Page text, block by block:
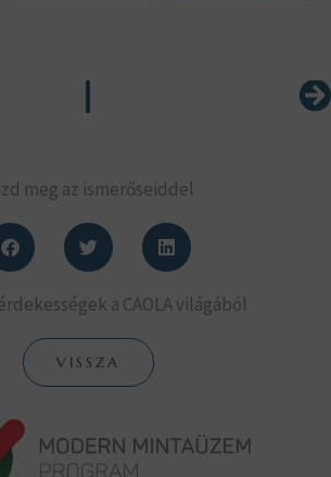
meg az ismerőseiddel
a CAOLA világából
VISSZA